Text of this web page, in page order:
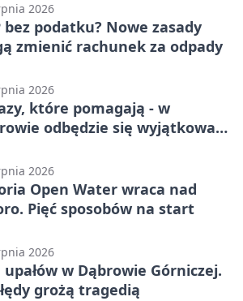
2026
bez podatku? Nowe zasady
zmienić rachunek za odpady
2026
które pomagają - w
odbędzie się wyjątkowa
2026
Open Water wraca nad
Pięć sposobów na start
2026
upałów w Dąbrowie Górniczej.
grożą tragedią